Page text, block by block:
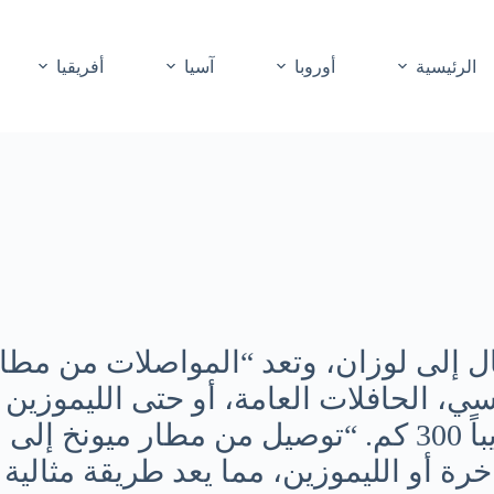
الرئيسية أوروبا آسيا أفريقيا
إلى لوزان، وتعد “المواصلات من
الحافلات العامة، أو حتى
حوالي 4 ساعات، حيث تبلغ المسافة تقريباً 300 كم.
أو الليموزين، مما يعد طريقة